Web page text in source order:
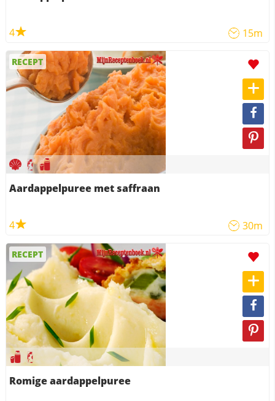
4 15m
RECEPT
Aardappelpuree met saffraan
4 30m
RECEPT
Romige aardappelpuree